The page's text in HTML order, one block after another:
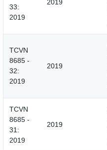
33:
2019
2019
TCVN
8685 -
32:
2019
2019
TCVN
8685 -
31:
2019
2019